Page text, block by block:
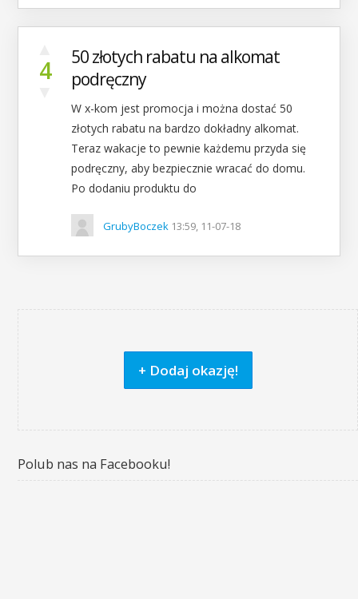
4
50 złotych rabatu na alkomat
podręczny
W x-kom jest promocja i można dostać 50
złotych rabatu na bardzo dokładny alkomat.
Teraz wakacje to pewnie każdemu przyda się
podręczny, aby bezpiecznie wracać do domu.
Po dodaniu produktu do
GrubyBoczek 13:59, 11-07-18
+ Dodaj okazję!
Polub nas na Facebooku!